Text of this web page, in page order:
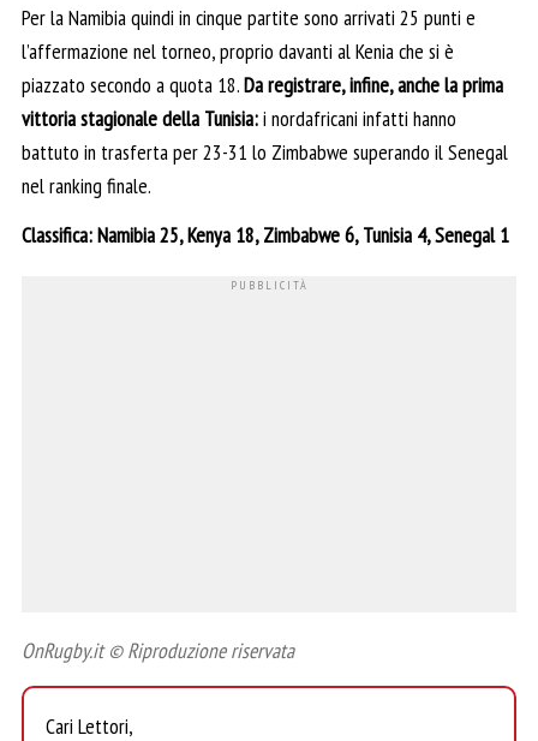
Per la Namibia quindi in cinque partite sono arrivati 25 punti e
l’affermazione nel torneo, proprio davanti al Kenia che si è
piazzato secondo a quota 18.Da registrare, infine, anche la prima
vittoria stagionale della Tunisia:i nordafricani infatti hanno
battuto in trasferta per 23-31 lo Zimbabwe superando il Senegal
nel ranking finale.
Classifica: Namibia 25, Kenya 18, Zimbabwe 6, Tunisia 4, Senegal 1
OnRugby.it © Riproduzione riservata
Cari Lettori,